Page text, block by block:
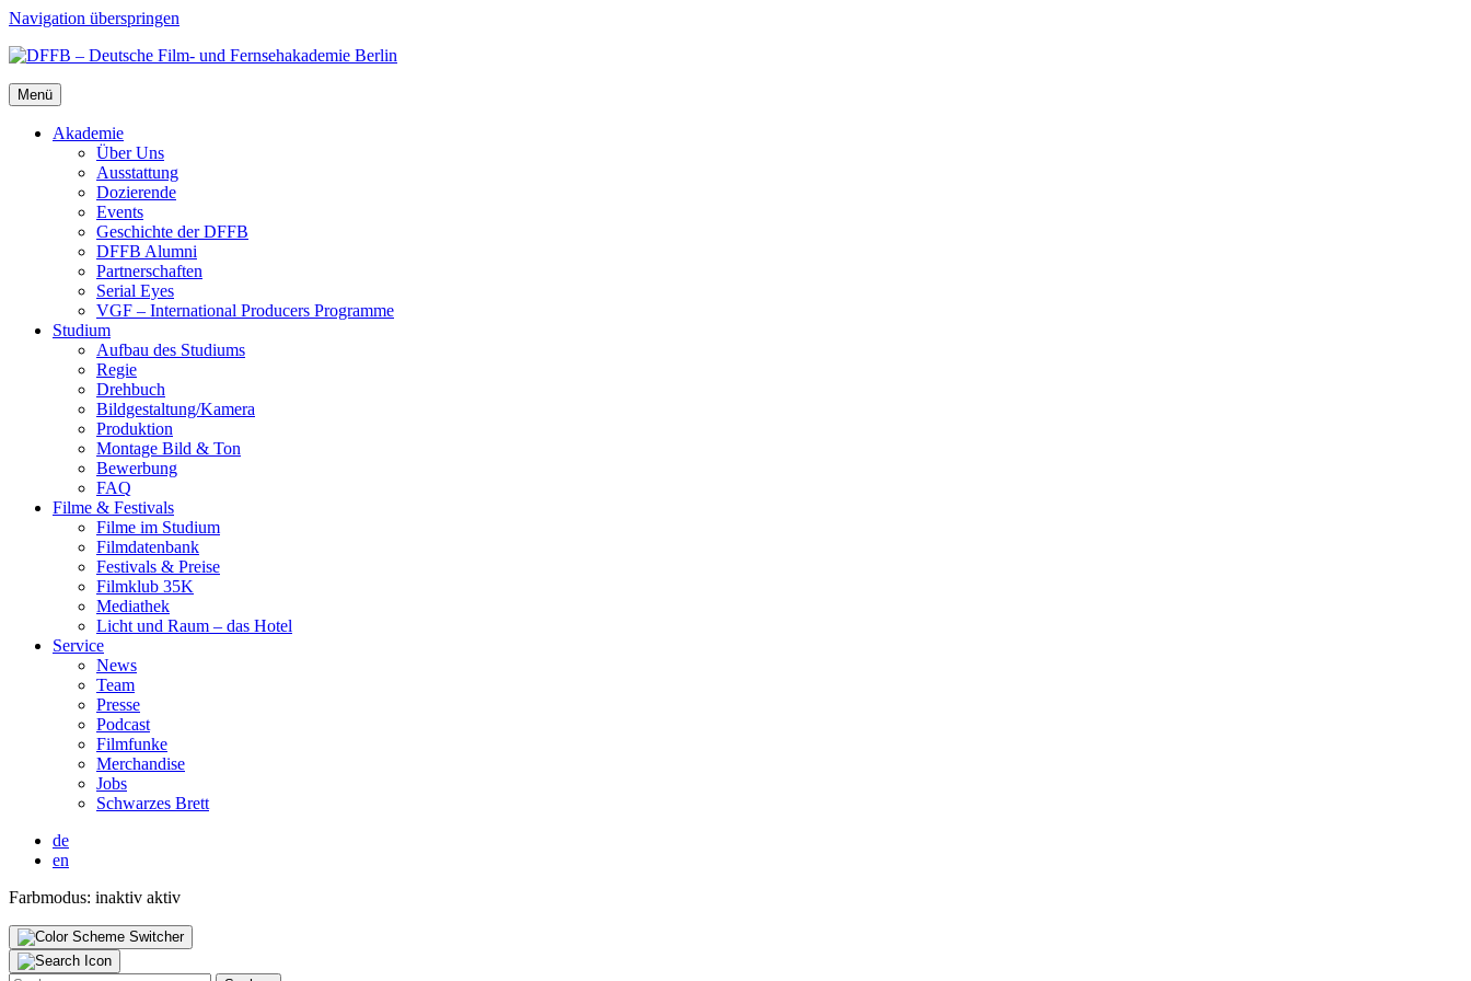
Navigation überspringen
Menü
Aka­de­mie
Über Uns
Aus­stat­tung
Dozie­ren­de
Events
Geschich­te der DFFB
DFFB Alum­ni
Part­ner­schaf­ten
Seri­al Eyes
VGF – Inter­na­tio­nal Pro­du­cers Pro­gram­me
Stu­di­um
Auf­bau des Stu­di­ums
Regie
Dreh­buch
Bildgestaltung/​​Kamera
Pro­duk­ti­on
Mon­ta­ge Bild & Ton
Bewer­bung
FAQ
Fil­me & Fes­ti­vals
Fil­me im Stu­di­um
Film­da­ten­bank
Fes­ti­vals & Prei­se
Film­klub 35K
Media­thek
Licht und Raum – das Hotel
Ser­vice
News
Team
Pres­se
Pod­cast
Film­fun­ke
Mer­chan­di­se
Jobs
Schwar­zes Brett
de
en
Farbmodus: inaktiv aktiv